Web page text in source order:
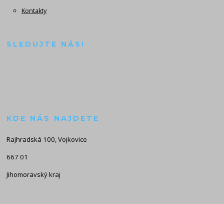
Kontakty
SLEDUJTE NÁS!
KDE NÁS NAJDETE
Rajhradská 100, Vojkovice
667 01
Jihomoravský kraj